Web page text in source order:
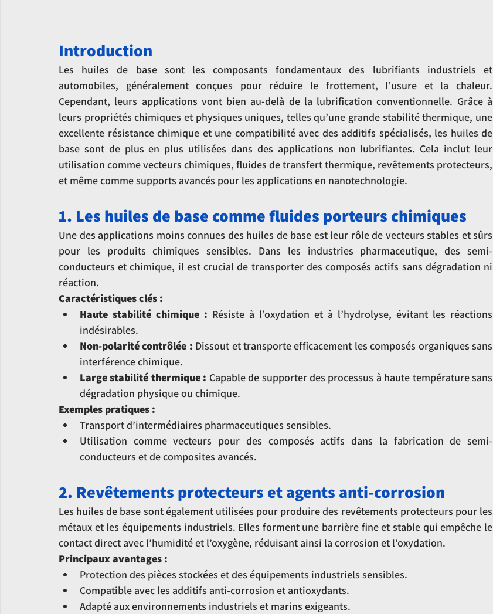
Introduction
Les huiles de base sont les composants fondamentaux des lubrifiants industriels et
automobiles, généralement conçues pour réduire le frottement, l’usure et la chaleur.
Cependant, leurs applications vont bien au-delà de la lubrification conventionnelle. Grâce à
leurs propriétés chimiques et physiques uniques, telles qu’une grande stabilité thermique, une
excellente résistance chimique et une compatibilité avec des additifs spécialisés, les huiles de
base sont de plus en plus utilisées dans des applications non lubrifiantes. Cela inclut leur
utilisation comme vecteurs chimiques, fluides de transfert thermique, revêtements protecteurs,
et même comme supports avancés pour les applications en nanotechnologie.
1. Les huiles de base comme fluides porteurs chimiques
Une des applications moins connues des huiles de base est leur rôle de vecteurs stables et sûrs
pour les produits chimiques sensibles. Dans les industries pharmaceutique, des semi-
conducteurs et chimique, il est crucial de transporter des composés actifs sans dégradation ni
réaction.
Caractéristiques clés :
Haute stabilité chimique : Résiste à l’oxydation et à l’hydrolyse, évitant les réactions
indésirables.
Non-polarité contrôlée : Dissout et transporte efficacement les composés organiques sans
interférence chimique.
Large stabilité thermique : Capable de supporter des processus à haute température sans
dégradation physique ou chimique.
Exemples pratiques :
Transport d’intermédiaires pharmaceutiques sensibles.
Utilisation comme vecteurs pour des composés actifs dans la fabrication de semi-
conducteurs et de composites avancés.
2. Revêtements protecteurs et agents anti-corrosion
Les huiles de base sont également utilisées pour produire des revêtements protecteurs pour les
métaux et les équipements industriels. Elles forment une barrière fine et stable qui empêche le
contact direct avec l’humidité et l’oxygène, réduisant ainsi la corrosion et l’oxydation.
Principaux avantages :
Protection des pièces stockées et des équipements industriels sensibles.
Compatible avec les additifs anti-corrosion et antioxydants.
Adapté aux environnements industriels et marins exigeants.